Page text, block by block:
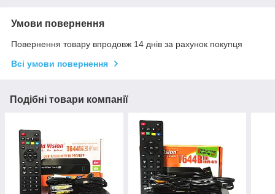
Умови повернення
Повернення товару впродовж 14 днів за рахунок покупця
Всі умови повернення
Подібні товари компанії